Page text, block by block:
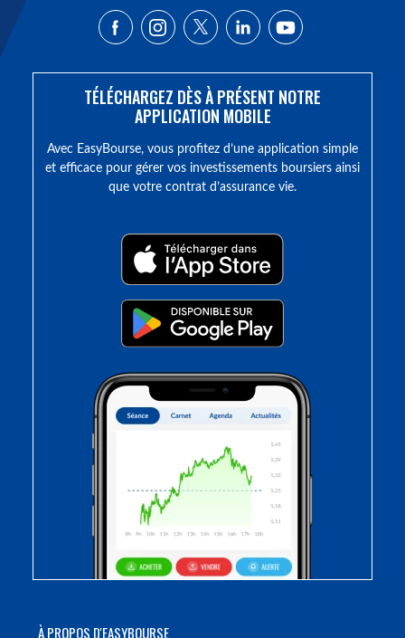
À PROPOS D'EASYBOURSE
TÉLÉCHARGEZ DÈS À PRÉSENT NOTRE
APPLICATION MOBILE
Avec EasyBourse, vous profitez d’une application simple
et efficace pour gérer vos investissements boursiers ainsi
que votre contrat d’assurance vie.